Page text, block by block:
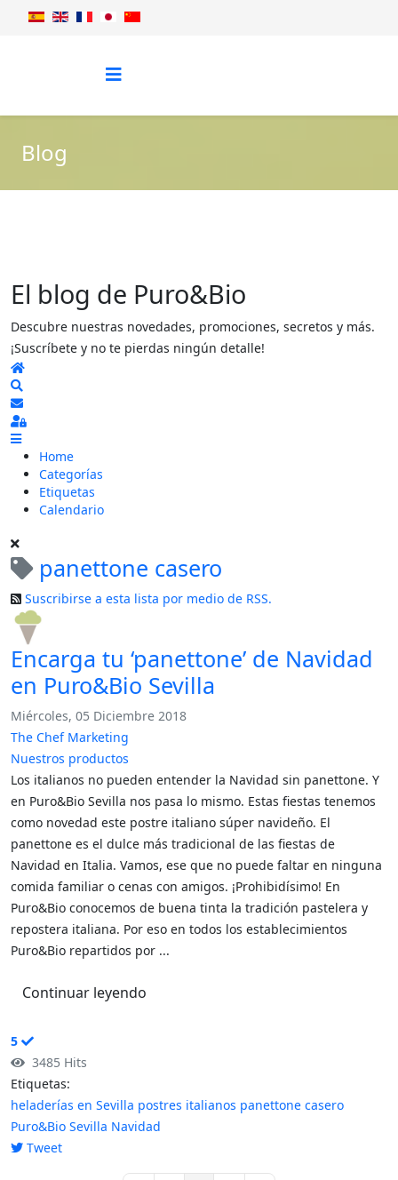
Blog
El blog de Puro&Bio
Descubre nuestras novedades, promociones, secretos y más.
¡Suscríbete y no te pierdas ningún detalle!
Home
Suscribirse a las actualizaciones
Sign In
Home
Categorías
Etiquetas
Calendario
panettone casero
Suscribirse a esta lista por medio de RSS.
Encarga tu ‘panettone’ de Navidad
en Puro&Bio Sevilla
Miércoles, 05 Diciembre 2018
The Chef Marketing
Nuestros productos
Los italianos no pueden entender la Navidad sin panettone. Y
en Puro&Bio Sevilla nos pasa lo mismo. Estas fiestas tenemos
como novedad este postre italiano súper navideño. El
panettone es el dulce más tradicional de las fiestas de
Navidad en Italia. Vamos, ese que no puede faltar en ninguna
comida familiar o cenas con amigos. ¡Prohibidísimo! En
Puro&Bio conocemos de buena tinta la tradición pastelera y
repostera italiana. Por eso en todos los establecimientos
Puro&Bio repartidos por ...
Continuar leyendo
5
3485 Hits
Etiquetas:
heladerías en Sevilla postres italianos panettone casero
Puro&Bio Sevilla Navidad
Tweet